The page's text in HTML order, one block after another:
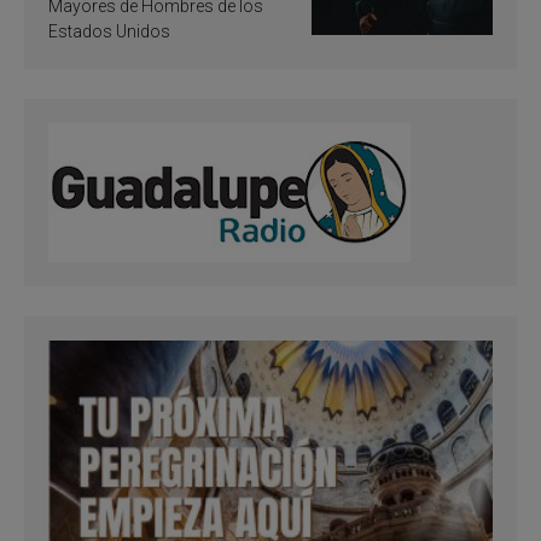
Mayores de Hombres de los
Estados Unidos